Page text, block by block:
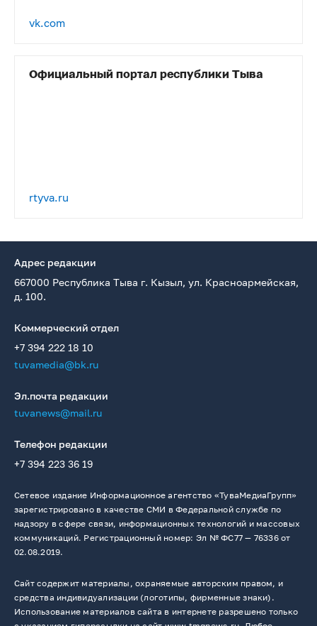
vk.com
Официальный портал республики Тыва
rtyva.ru
Адрес редакции
667000 Республика Тыва г. Кызыл, ул. Красноармейская,
д. 100.
Коммерческий отдел
+7 394 222 18 10
tuvamedia@bk.ru
Эл.почта редакции
tuvanews@mail.ru
Телефон редакции
+7 394 223 36 19
Сетевое издание Информационное агентство «ТуваМедиаГрупп»
зарегистрировано в качестве СМИ в Федеральной службе по
надзору в сфере связи, информационных технологий и массовых
коммуникаций. Регистрационный номер: Эл № ФС77 — 76336 от
02.08.2019.
Сайт содержит материалы, охраняемые авторским правом, и
средства индивидуализации (логотипы, фирменные знаки).
Использование материалов сайта в интернете разрешено только